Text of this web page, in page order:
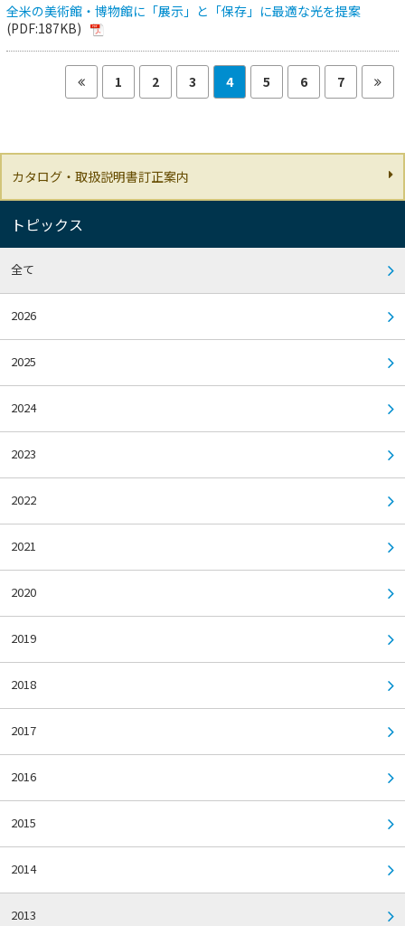
全米の美術館・博物館に「展示」と「保存」に最適な光を提案
(PDF:187KB)
1 2 3 4 5 6 7
カタログ・取扱説明書訂正案内
トピックス
全て
2026
2025
2024
2023
2022
2021
2020
2019
2018
2017
2016
2015
2014
2013